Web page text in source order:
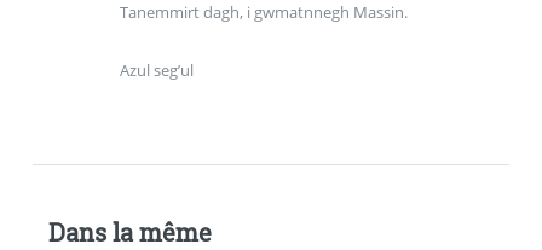
Tanemmirt dagh, i gwmatnnegh Massin.
Azul seg’ul
Dans la même